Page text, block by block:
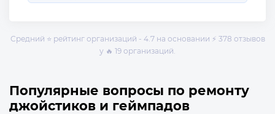
Средний ⭐ рейтинг организаций - 4.7 на основании ⚡ 378 отзывов
у 🔥 19 организаций.
Популярные вопросы по ремонту
джойстиков и геймпадов